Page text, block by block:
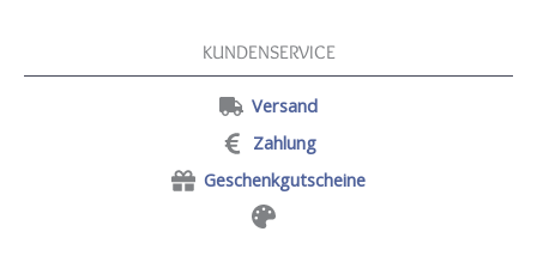
KUNDENSERVICE
Versand
Zahlung
Geschenkgutscheine